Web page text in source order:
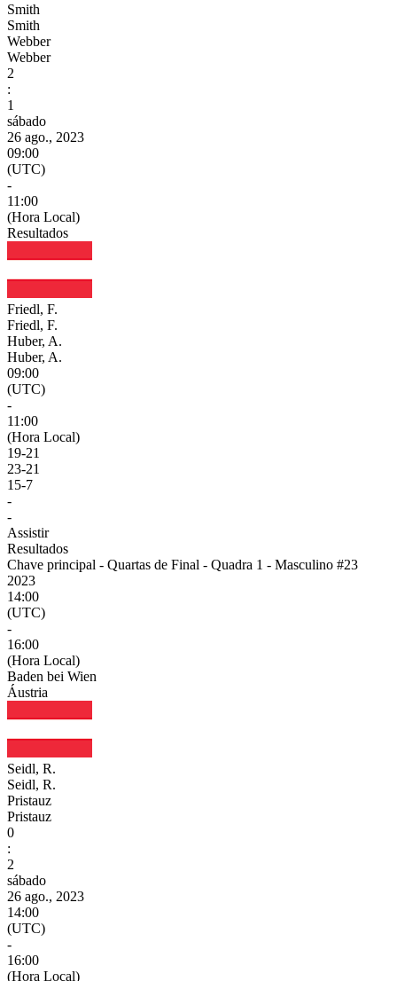
Smith
Smith
Webber
Webber
2
:
1
sábado
26 ago., 2023
09:00
(UTC)
-
11:00
(Hora Local)
Resultados
Friedl, F.
Friedl, F.
Huber, A.
Huber, A.
09:00
(UTC)
-
11:00
(Hora Local)
19-21
23-21
15-7
-
-
Assistir
Resultados
Chave principal - Quartas de Final - Quadra 1 - Masculino #23
2023
14:00
(UTC)
-
16:00
(Hora Local)
Baden bei Wien
Áustria
Seidl, R.
Seidl, R.
Pristauz
Pristauz
0
:
2
sábado
26 ago., 2023
14:00
(UTC)
-
16:00
(Hora Local)